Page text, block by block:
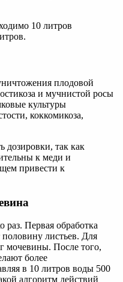
10 литров
плодовой
и мучнистой росы
культуры
коккомикоза,
дозировки, так как
к меди и
привести к
раз. Первая обработка
половину листьев. Для
мочевины. После того,
более
в 10 литров воды 500
алгоритм действий